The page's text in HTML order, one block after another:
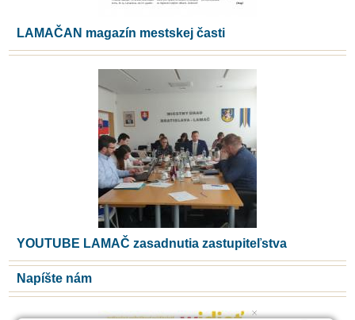
LAMAČAN magazín mestskej časti
YOUTUBE LAMAČ zasadnutia zastupiteľstva
Napíšte nám